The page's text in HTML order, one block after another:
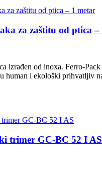
za zaštitu od ptica –
izrađen od inoxa. Ferro-Pack
human i ekološki prihvatljiv
trimer GC-BC 52 I AS